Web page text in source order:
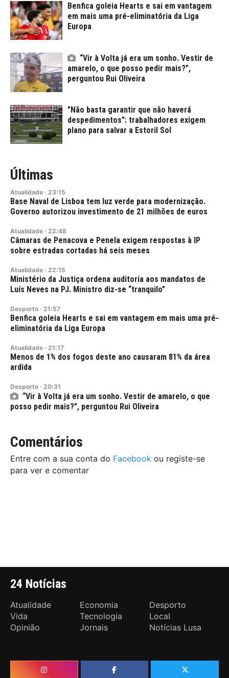
Benfica goleia Hearts e sai em vantagem
em mais uma pré-eliminatória da Liga
Europa
“Vir à Volta já era um sonho. Vestir de
amarelo, o que posso pedir mais?”,
perguntou Rui Oliveira
"Não basta garantir que não haverá
despedimentos": trabalhadores exigem
plano para salvar a Estoril Sol
Últimas
Atualidade · 23:15
Base Naval de Lisboa tem luz verde para modernização.
Governo autorizou investimento de 21 milhões de euros
Atualidade · 22:48
Câmaras de Penacova e Penela exigem respostas à IP
sobre estradas cortadas há seis meses
Atualidade · 22:15
Ministério da Justiça ordena auditoria aos mandatos de
Luís Neves na PJ. Ministro diz-se “tranquilo”
Desporto · 21:57
Benfica goleia Hearts e sai em vantagem em mais uma pré-
eliminatória da Liga Europa
Atualidade · 21:17
Menos de 1% dos fogos deste ano causaram 81% da área
ardida
Desporto · 20:31
“Vir à Volta já era um sonho. Vestir de amarelo, o que
posso pedir mais?”, perguntou Rui Oliveira
Comentários
Entre com a sua conta do Facebook ou registe-se
para ver e comentar
24 Notícias
Atualidade Economia
Desporto
Vida
Tecnologia
Local
Opinião
Jornais Notícias Lusa